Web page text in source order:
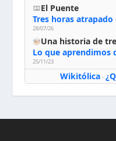
El Puente
Tres horas
28/07/26
Una historia de
Lo que aprendimos
25/11/23
Wikitólica·